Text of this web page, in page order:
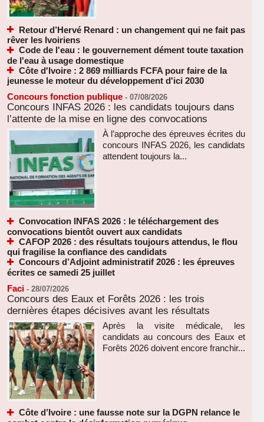
Retour d’Hervé Renard : un changement qui ne fait pas
rêver les Ivoiriens
Code de l'eau : le gouvernement dément toute taxation
de l'eau à usage domestique
Côte d'Ivoire : 2 869 milliards FCFA pour faire de la
jeunesse le moteur du développement d'ici 2030
Concours fonction publique - 07/08/2026
Concours INFAS 2026 : les candidats toujours dans
l’attente de la mise en ligne des convocations
À l’approche des épreuves écrites du
concours INFAS 2026, les candidats
attendent toujours la...
Convocation INFAS 2026 : le téléchargement des
convocations bientôt ouvert aux candidats
CAFOP 2026 : des résultats toujours attendus, le flou
qui fragilise la confiance des candidats
Concours d’Adjoint administratif 2026 : les épreuves
écrites ce samedi 25 juillet
Faci - 28/07/2026
Concours des Eaux et Forêts 2026 : les trois
dernières étapes décisives avant les résultats
Après la visite médicale, les
candidats au concours des Eaux et
Forêts 2026 doivent encore franchir...
Côte d’Ivoire : une fausse note sur la DGPN relance le